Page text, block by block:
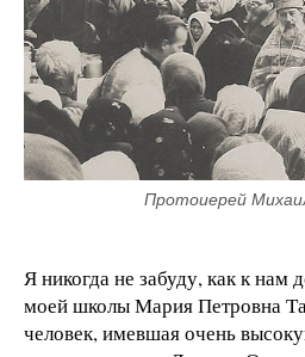
Протоиерей
Я никогда не забуду, как к нам
моей школы Мария Петровна
человек, имевшая очень